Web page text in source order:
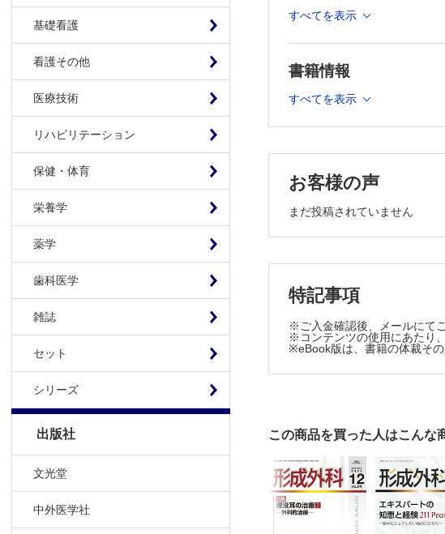
基礎看護
看護その他
医療技術
リハビリテーション
保健・体育
栄養学
薬学
歯科医学
雑誌
セット
シリーズ
出版社
文光堂
中外医学社
コラム：編集委員長コラム
連載：私の心に残る1症例
No.31 （前川二郎）
手術道!? （赤澤 聡）
連載：教室だより北～南
No.83 横浜市立大学附属市
連載：短編小説で綴る論文
原著
症例
小児の頭蓋骨矢状縫合に発
粘着式人工乳頭を活用した
眼輪筋タッキングにおける
外国文献抄訳 PRS Vol.147
すべてを表示
書籍情報
すべてを表示
お客様の声
まだ投稿されていません
特記事項
※ご入金確認後、メールにて
※コンテンツの使用にあたり
※eBook版は、書籍の体裁そ
この商品を買った人はこんな